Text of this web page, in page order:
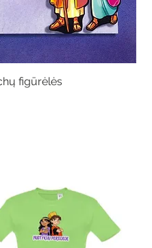
Quick View
figūrėlės